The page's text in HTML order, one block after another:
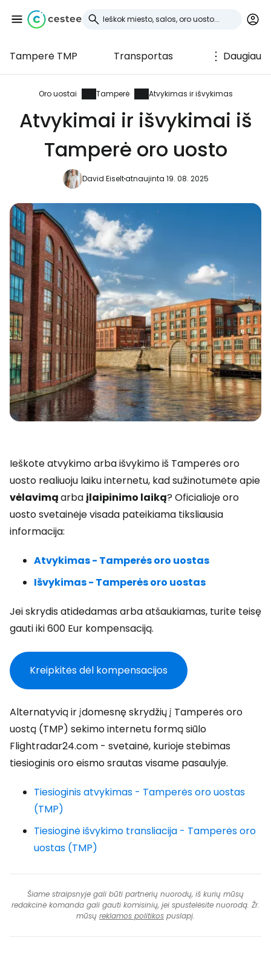
Tamperė TMP Transportas Daugiau
Oro uostai Tamperė Atvykimas ir išvykimas
Atvykimai ir išvykimai iš
Tamperė oro uosto
David Eiseltatnaujinta 19. 08. 2025
Ieškote atvykimo arba išvykimo iš Tamperės oro
uosto realiuoju laiku internetu, kad sužinotumėte apie
vėlavimąarbaįlaipinimo laiką? Oficialioje oro
uosto svetainėje visada pateikiama tiksliausia
informacija:
Atvykimas - Tamperės oro uostas
Išvykimas - Tamperės oro uostas
Jei skrydis atidedamas arba atšaukiamas, turite teisę
gauti iki 600 Eur kompensaciją.
Kreipkitės dėl kompensacijos
Alternatyvią ir įdomesnę skrydžių į Tamperės oro
uostą (TMP) sekimo internetu formą siūlo
Flightradar24.com - svetainė, kurioje stebimas
tiesioginis oro eismo srautas visame pasaulyje.
Tiesioginis atvykimas - Tamperės oro uostas
(TMP)
Tiesioginė išvykimo transliacija - Tamperės oro
uostas (TMP)
Šiame straipsnyje gali būti partnerių nuorodų, iš kurių mūsų
redakcinė komanda gali gauti komisinių, jei spustelėsite nuorodą. Žr.
mūsų reklamos politikos puslapį.
Prisijunkite prie
Cestee
... pasaulinė kelionių bendruomenė
Tęsti su Facebook
Tęsti el. paštu